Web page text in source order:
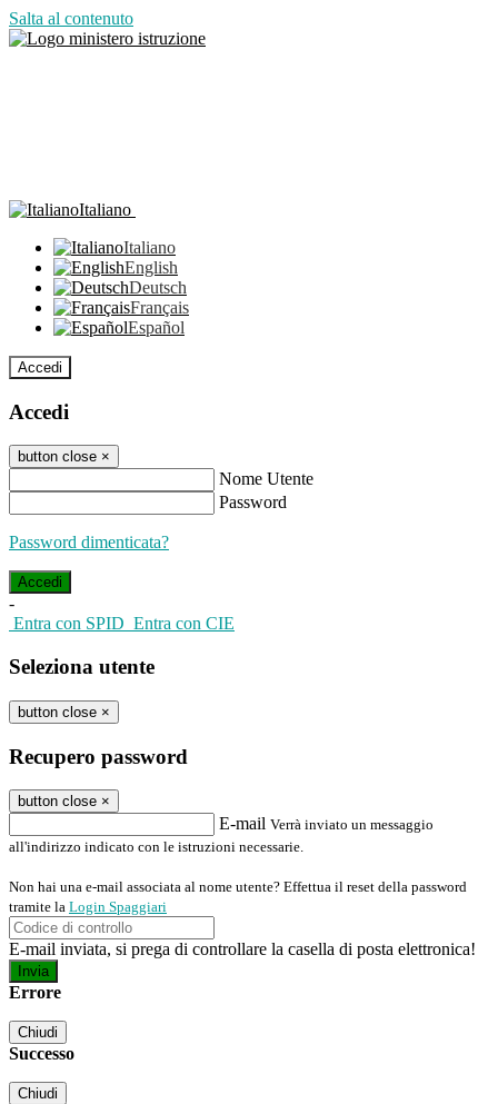
Salta al contenuto
Italiano
Italiano
English
Deutsch
Français
Español
Accedi
Accedi
button close ×
Nome Utente
Password
Password dimenticata?
-
Entra con SPID Entra con CIE
Seleziona utente
button close ×
Recupero password
button close ×
E-mail Verrà inviato un messaggio
all'indirizzo indicato con le istruzioni necessarie.
Non hai una e-mail associata al nome utente? Effettua il reset della password
tramite la Login Spaggiari
E-mail inviata, si prega di controllare la casella di posta elettronica!
Errore
Chiudi
Successo
Chiudi